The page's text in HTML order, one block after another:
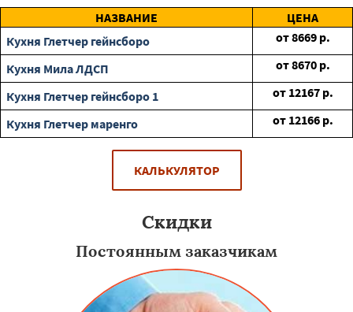
НАЗВАНИЕ
ЦЕНА
Кухня Глетчер гейнсборо
от8669 р.
Кухня Мила ЛДСП
от8670 р.
Кухня Глетчер гейнсборо 1
от 12167 р.
Кухня Глетчер маренго
от 12166 р.
КАЛЬКУЛЯТОР
Скидки
Постоянным заказчикам